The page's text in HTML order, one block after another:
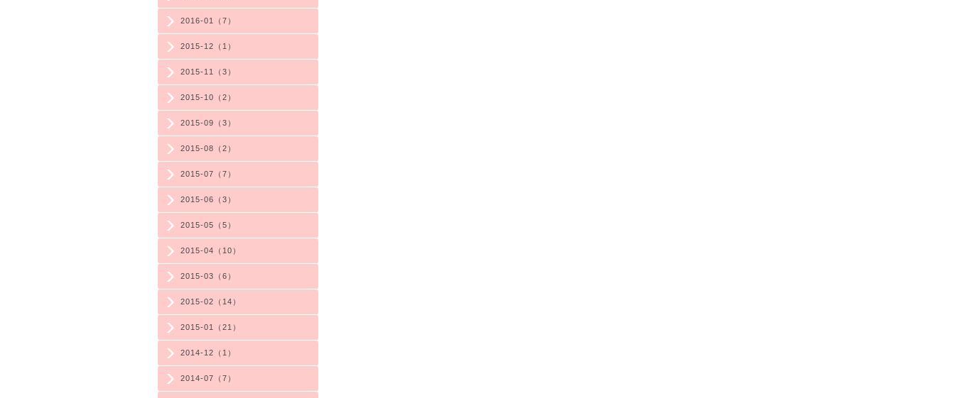
2016-01（7）
2015-12（1）
2015-11（3）
2015-10（2）
2015-09（3）
2015-08（2）
2015-07（7）
2015-06（3）
2015-05（5）
2015-04（10）
2015-03（6）
2015-02（14）
2015-01（21）
2014-12（1）
2014-07（7）